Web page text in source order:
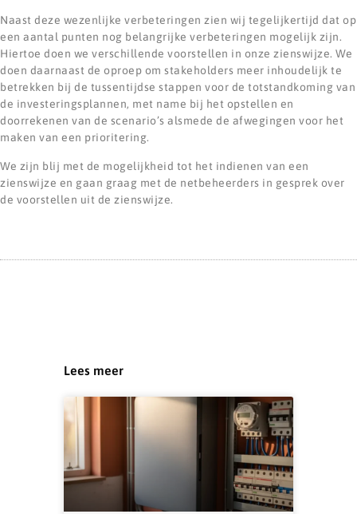
Naast deze wezenlijke verbeteringen zien wij tegelijkertijd dat op
een aantal punten nog belangrijke verbeteringen mogelijk zijn.
Hiertoe doen we verschillende voorstellen in onze zienswijze. We
doen daarnaast de oproep om stakeholders meer inhoudelijk te
betrekken bij de tussentijdse stappen voor de totstandkoming van
de investeringsplannen, met name bij het opstellen en
doorrekenen van de scenario’s alsmede de afwegingen voor het
maken van een prioritering.
We zijn blij met de mogelijkheid tot het indienen van een
zienswijze en gaan graag met de netbeheerders in gesprek over
de voorstellen uit de zienswijze.
Lees meer